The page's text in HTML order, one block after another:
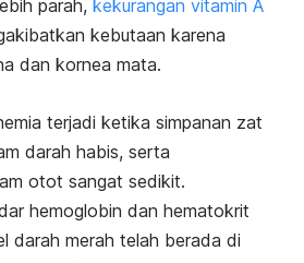
parah, kekurangan vitamin A
kebutaan karena
dan kornea mata.
terjadi ketika simpanan zat
darah habis, serta
otot sangat sedikit.
hemoglobin dan hematokrit
darah merah telah berada di